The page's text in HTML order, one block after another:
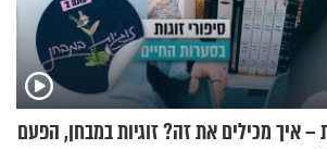
– איך מכילים את זה? זוגיות במבחן, הפעם